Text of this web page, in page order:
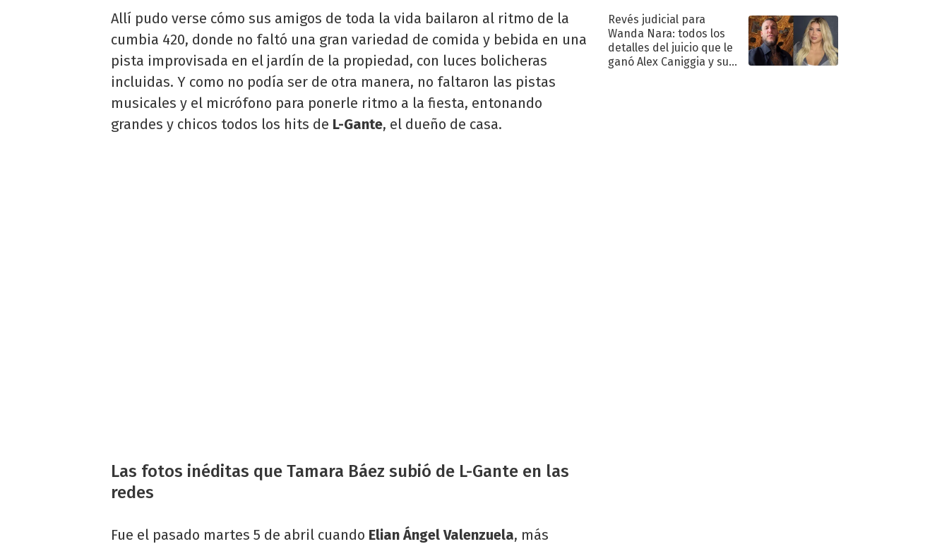
Allí pudo verse cómo sus amigos de toda la vida bailaron al ritmo de la
cumbia 420, donde no faltó una gran variedad de comida y bebida en una
pista improvisada en el jardín de la propiedad, con luces bolicheras
incluidas. Y como no podía ser de otra manera, no faltaron las pistas
musicales y el micrófono para ponerle ritmo a la fiesta, entonando
grandes y chicos todos los hits de L-Gante, el dueño de casa.
Las fotos inéditas que Tamara Báez subió de L-Gante en las
redes
Fue el pasado martes 5 de abril cuando Elian Ángel Valenzuela, más
"Traidora"
Revés judicial para
Wanda Nara: todos los
detalles del juicio que le
ganó Alex Caniggia y sus